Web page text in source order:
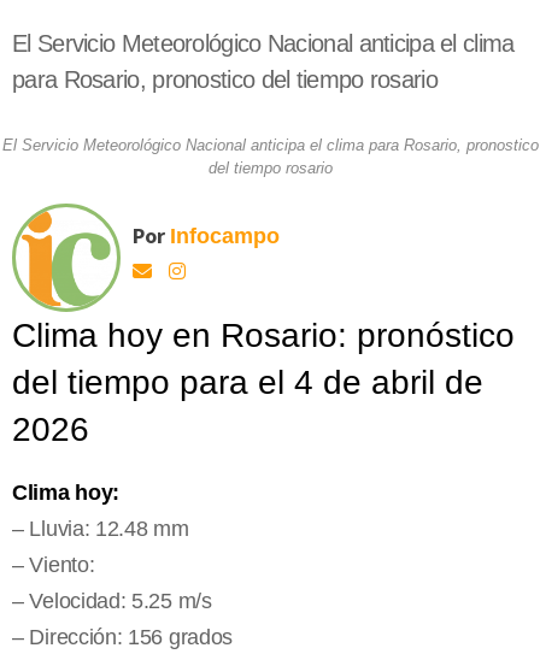
El Servicio Meteorológico Nacional anticipa el clima
para Rosario, pronostico del tiempo rosario
El Servicio Meteorológico Nacional anticipa el clima para Rosario, pronostico
del tiempo rosario
Por Infocampo
Clima hoy en Rosario: pronóstico
del tiempo para el 4 de abril de
2026
Clima hoy:
– Lluvia: 12.48 mm
– Viento:
– Velocidad: 5.25 m/s
– Dirección: 156 grados